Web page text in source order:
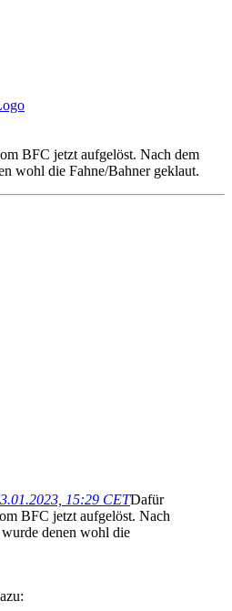
BFC jetzt aufgelöst. Nach dem
wohl die Fahne/Bahner geklaut.
15:29 CETDafür
BFC jetzt aufgelöst. Nach
denen wohl die